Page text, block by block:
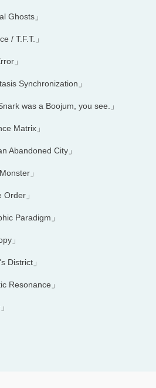
Ghosts」
/ T.F.T.」
」
Synchronization」
was a Boojum, you see.」
Matrix」
Abandoned City」
」
」
Paradigm」
」
District」
Resonance」